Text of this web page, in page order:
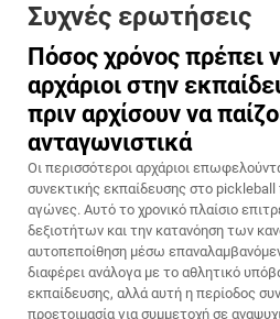
Συχνές ερωτήσεις
Πόσος χρόνος πρέπει
αρχάριοι στην
πριν αρχίσουν να
ανταγωνιστικά
Οι περισσότεροι αρχάριοι
συνεκτικής εκπαίδευσης στο pickleball
αγώνες. Αυτό το χρονικό πλαίσιο
δεξιοτήτων και την κατανόηση των
αυτοπεποίθηση μέσω
διαφέρει ανάλογα με το αθλητικό
εκπαίδευσης, αλλά αυτή η περίοδος
προετοιμασία για συμμετοχή σε